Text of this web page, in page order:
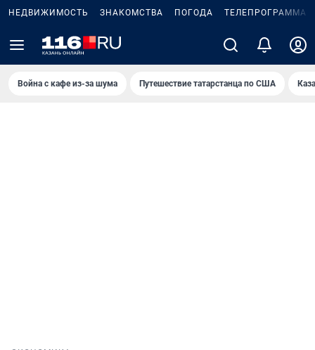
НЕДВИЖИМОСТЬ ЗНАКОМСТВА ПОГОДА ТЕЛЕПРОГРАММА
Война с кафе из-за шума Путешествие татарстанца по США